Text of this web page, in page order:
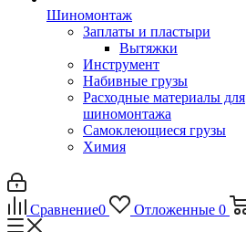
Шиномонтаж
Заплаты и пластыри
Вытяжки
Инструмент
Набивные грузы
Расходные материалы для
шиномонтажа
Самоклеющиеся грузы
Химия
Сравнение0 Отложенные 0